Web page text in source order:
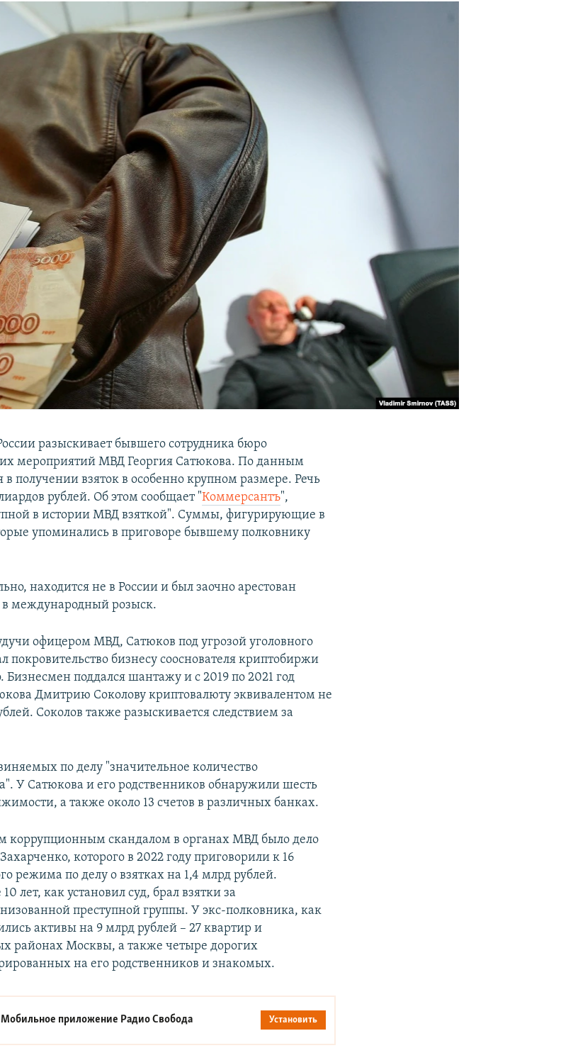
разыскивает бывшего сотрудника бюро
мероприятий МВД Георгия Сатюкова. По данным
в получении взяток в особенно крупном размере. Речь
рублей. Об этом сообщает "Коммерсантъ",
в истории МВД взяткой". Суммы, фигурирующие в
упоминались в приговоре бывшему полковнику
находится не в России и был заочно арестован
в международный розыск.
офицером МВД, Сатюков под угрозой уголовного
покровительство бизнесу сооснователя криптобиржи
поддался шантажу и с 2019 по 2021 год
Дмитрию Соколову криптовалюту эквивалентом не
Соколов также разыскивается следствием за
по делу "значительное количество
У Сатюкова и его родственников обнаружили шесть
а также около 13 счетов в различных банках.
коррупционным скандалом в органах МВД было дело
которого в 2022 году приговорили к 16
режима по делу о взятках на 1,4 млрд рублей.
лет, как установил суд, брал взятки за
преступной группы. У экс-полковника, как
активы на 9 млрд рублей – 27 квартир и
районах Москвы, а также четыре дорогих
на его родственников и знакомых.
Мобильное приложение Радио Свобода Установить